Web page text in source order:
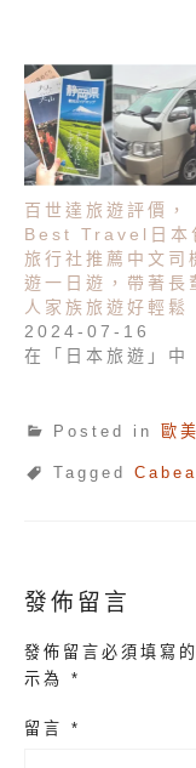
百世達旅遊評價，
Best Travel日本
旅行社推薦中文司
遊一日遊，帶著長
人家族旅遊好輕鬆
2024-07-16
在「日本旅遊」中
Posted in 歐
Tagged
發佈留言
發佈留言必須填寫
示為 *
留言 *